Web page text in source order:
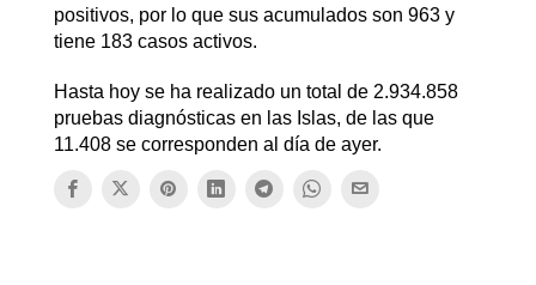
positivos, por lo que sus acumulados son 963 y
tiene 183 casos activos.
Hasta hoy se ha realizado un total de 2.934.858
pruebas diagnósticas en las Islas, de las que
11.408 se corresponden al día de ayer.